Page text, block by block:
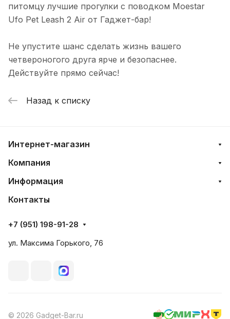
питомцу лучшие прогулки с поводком Moestar
Ufo Pet Leash 2 Air от Гаджет-бар!
Не упустите шанс сделать жизнь вашего
четвероногого друга ярче и безопаснее.
Действуйте прямо сейчас!
Назад к списку
Интернет-магазин
Компания
Информация
Контакты
+7 (951) 198-91-28
ул. Максима Горького, 76
© 2026 Gadget-Bar.ru